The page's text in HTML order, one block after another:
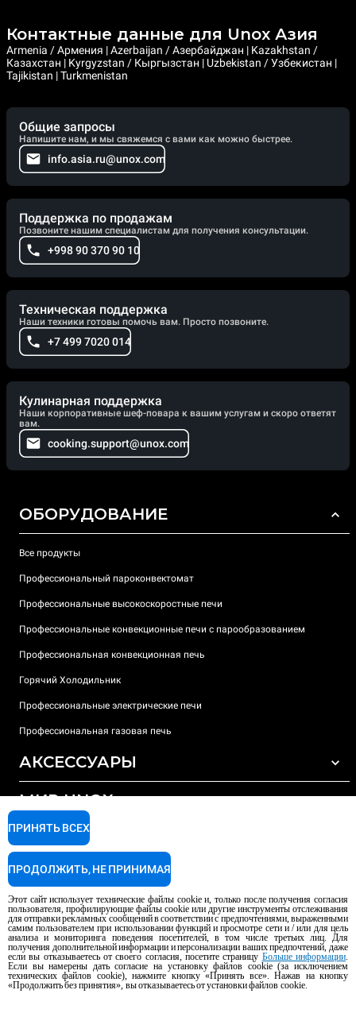
Контактные данные для Unox Азия
Armenia / Армения | Azerbaijan / Азербайджан | Kazakhstan /
Казахстан | Kyrgyzstan / Кыргызстан | Uzbekistan / Узбекистан |
Tajikistan | Turkmenistan
Общие запросы
Напишите нам, и мы свяжемся с вами как можно быстрее.
info.asia.ru@unox.com
Поддержка по продажам
Позвоните нашим специалистам для получения консультации.
+998 90 370 90 10
Техническая поддержка
Наши техники готовы помочь вам. Просто позвоните.
+7 499 7020 014
Кулинарная поддержка
Наши корпоративные шеф-повара к вашим услугам и скоро ответят
вам.
cooking.support@unox.com
ОБОРУДОВАНИЕ
Все продукты
Профессиональный пароконвектомат
Профессиональные высокоскоростные печи
Профессиональные конвекционные печи с парообразованием
Профессиональная конвекционная печь
Горячий Холодильник
Профессиональные электрические печи
Профессиональная газовая печь
АКСЕССУАРЫ
Моющие средства для автоматической мойки
Моющие средства для мойки вручную
Ионообменный фильтр
Система обратного осмоса
МИР UNOX
Наши офисы по всему миру
ПОДДЕРЖКА
Гарантия Unox
Найти дилеров
Найти сервисные центры
Авторское право 2026 UNOX S.p.A. Все права защищены. Рег. Imp.
Падуя, № 04230750285 - REA Padova 372835 - Капитал. Soc. 5.000.000 €
iv - P.IVA / CF 04230750285 - IT WEEE Reg. No. IT08020000000377
AI Content Disclaimer Privacy policy Cookie policy
Этот сайт использует технические файлы cookie и, только после получения согласия
пользователя, профилирующие файлы cookie или другие инструменты отслеживания
для отправки рекламных сообщений в соответствии с предпочтениями, выраженными
самим пользователем при использовании функций и просмотре сети и / или для цель
анализа и мониторинга поведения посетителей, в том числе третьих лиц. Для
получения дополнительной информации и персонализации ваших предпочтений, даже
если вы отказываетесь от своего согласия, посетите страницу Больше информации.
Если вы намерены дать согласие на установку файлов cookie (за исключением
технических файлов cookie), нажмите кнопку «Принять все». Нажав на кнопку
«Продолжить без принятия», вы отказываетесь от установки файлов cookie.
ПРИНЯТЬ ВСЕХ
ПРОДОЛЖИТЬ, НЕ ПРИНИМАЯ